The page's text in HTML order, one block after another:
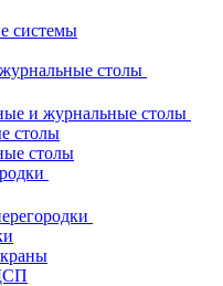
системы
столы
и журнальные столы
столы
столы